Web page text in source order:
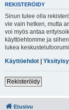
REKISTERÖIDY
Sinun tulee olla
vie vain hetken, mutta
voi myös antaa
käyttöehtomme ja
lukea
Käyttöehdot |
Rekisteröidy
Etusivu